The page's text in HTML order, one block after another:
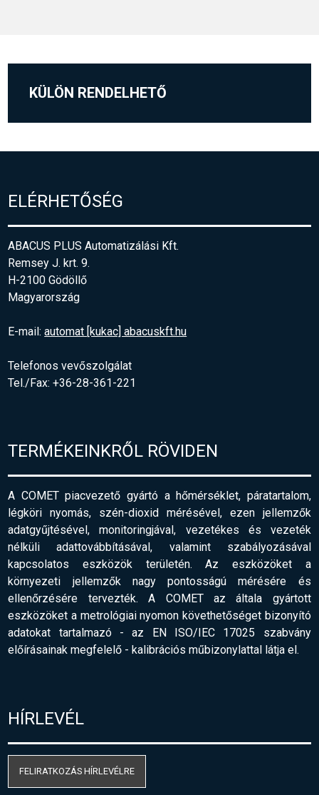
KÜLÖN RENDELHETŐ
ELÉRHETŐSÉG
ABACUS PLUS Automatizálási Kft.
Remsey J. krt. 9.
H-2100 Gödöllő
Magyarország
E-mail:automat [kukac] abacuskft.hu
Telefonos vevőszolgálat
Tel./Fax: +36-28-361-221
TERMÉKEINKRŐL RÖVIDEN
A COMET piacvezető gyártó a hőmérséklet, páratartalom,
légköri nyomás, szén-dioxid mérésével, ezen jellemzők
adatgyűjtésével, monitoringjával, vezetékes és vezeték
nélküli adattovábbításával, valamint szabályozásával
kapcsolatos eszközök területén. Az eszközöket a
környezeti jellemzők nagy pontosságú mérésére és
ellenőrzésére tervezték. A COMET az általa gyártott
eszközöket a metrológiai nyomon követhetőséget bizonyító
adatokat tartalmazó - az EN ISO/IEC 17025 szabvány
előírásainak megfelelő - kalibrációs műbizonylattal látja el.
HÍRLEVÉL
FELIRATKOZÁS HÍRLEVÉLRE